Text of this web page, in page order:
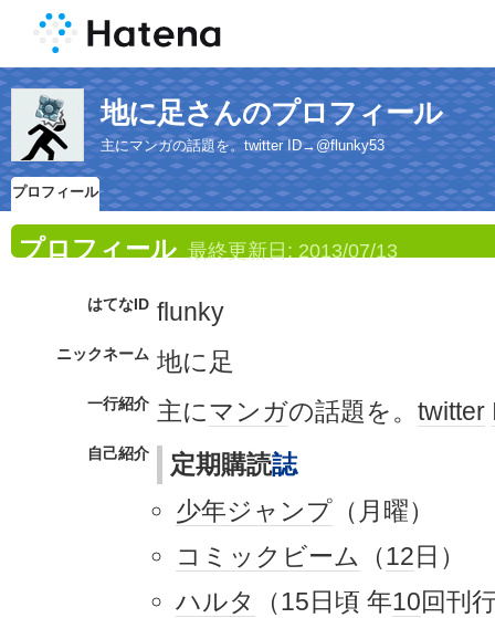
地に足さんのプロフィール
主にマンガの話題を。twitter ID→@flunky53
プロフィール
プロフィール 最終更新日: 2013/07/13
はてなID flunky
ニックネーム 地に足
一行紹介 主にマンガの話題を。 twitter
自己紹介 定期購読誌
少年ジャンプ （月曜）
コミックビーム
（12 日）
ハルタ
（15日頃 年10回刊